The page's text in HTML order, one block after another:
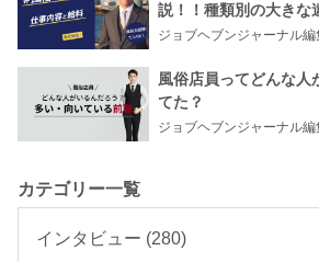
説！！種類別の大きな
も！
ジョブヘブンジャーナル編
風俗店員ってどんな人
てた？
ジョブヘブンジャーナル編
カテゴリー一覧
インタビュー (280)